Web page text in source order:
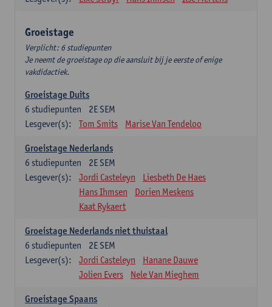
Groeistage
Verplicht: 6 studiepunten
Je neemt de groeistage op die aansluit bij je eerste of enige
vakdidactiek.
Groeistage Duits
2E SEM
6 studiepunten
Lesgever(s):
Tom Smits Marise Van Tendeloo
Groeistage Nederlands
2E SEM
6 studiepunten
Lesgever(s):
Jordi Casteleyn
Liesbeth De Haes
Hans Ihmsen
Dorien Meskens
Kaat Rykaert
Groeistage Nederlands niet thuistaal
2E SEM
6 studiepunten
Lesgever(s):
Jordi Casteleyn
Hanane Dauwe
Jolien Evers
Nele Van Mieghem
Groeistage Spaans